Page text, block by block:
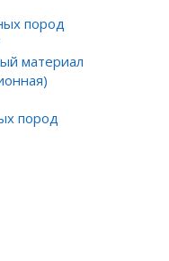
пород
материал
пород